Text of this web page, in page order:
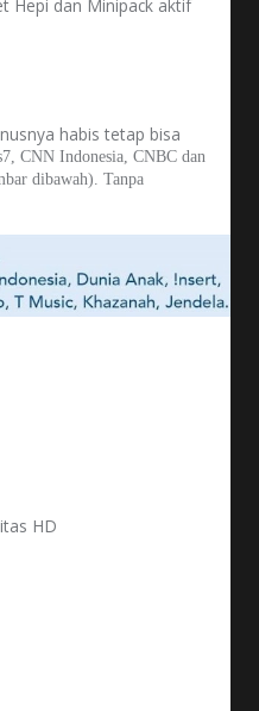
Hepi dan Minipack aktif
habis tetap bisa
CNN Indonesia, CNBC dan
dibawah). Tanpa
HD